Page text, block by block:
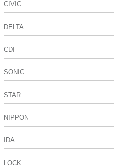
CIVIC
DELTA
CDI
SONIC
STAR
NIPPON
IDA
LOCK